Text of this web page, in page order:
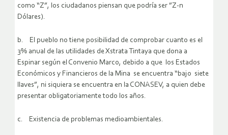
como “Z”, los ciudadanos piensan que podría ser ”Z-n
Dólares).
b. El pueblo no tiene posibilidad de comprobar cuanto es el
3% anual de las utilidades de Xstrata Tintaya que dona a
Espinar según el Convenio Marco, debido a que los Estados
Económicos y Financieros de la Mina se encuentra “bajo siete
llaves”, ni siquiera se encuentra en la CONASEV, a quien debe
presentar obligatoriamente todo los años.
c. Existencia de problemas medioambientales.